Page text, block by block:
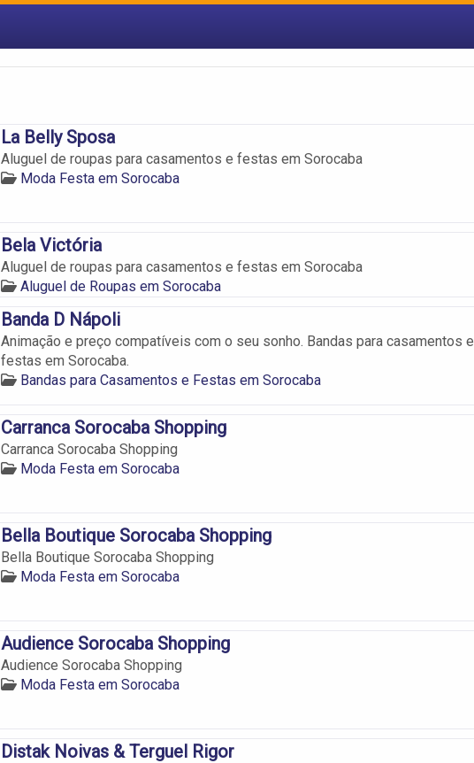
La Belly Sposa
Aluguel de roupas para casamentos e festas em Sorocaba
Moda Festa em Sorocaba
Bela Victória
Aluguel de roupas para casamentos e festas em Sorocaba
Aluguel de Roupas em Sorocaba
Banda D Nápoli
Animação e preço compatíveis com o seu sonho. Bandas para casamentos e
festas em Sorocaba.
Bandas para Casamentos e Festas em Sorocaba
Carranca Sorocaba Shopping
Carranca Sorocaba Shopping
Moda Festa em Sorocaba
Bella Boutique Sorocaba Shopping
Bella Boutique Sorocaba Shopping
Moda Festa em Sorocaba
Audience Sorocaba Shopping
Audience Sorocaba Shopping
Moda Festa em Sorocaba
Distak Noivas & Terguel Rigor